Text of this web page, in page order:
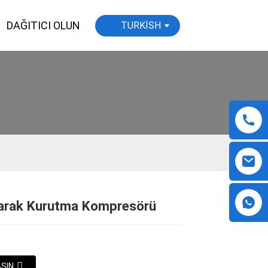
DAĞITICI OLUN TURKISH
Loading...
Loading... Loading...
Loading...
Kurutma Kompresörü